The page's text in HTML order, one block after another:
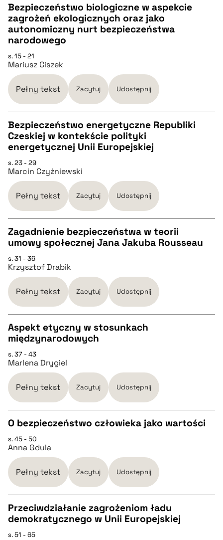
CZYSTY TEKST
pobierz cytat
BIBTEX
pobierz cytat
Bezpieczeństwo biologiczne w aspekcie
zagrożeń ekologicznych oraz jako
autonomiczny nurt bezpieczeństwa
narodowego
s. 15 - 21
Mariusz Ciszek
Pełny tekst Zacytuj Udostępnij
CZYSTY TEKST
pobierz cytat
BIBTEX
pobierz cytat
Bezpieczeństwo energetyczne Republiki
Czeskiej w kontekście polityki
energetycznej Unii Europejskiej
s. 23 - 29
Marcin Czyżniewski
Pełny tekst Zacytuj Udostępnij
CZYSTY TEKST
pobierz cytat
BIBTEX
pobierz cytat
Zagadnienie bezpieczeństwa w teorii
umowy społecznej Jana Jakuba Rousseau
s. 31 - 36
Krzysztof Drabik
Pełny tekst Zacytuj Udostępnij
CZYSTY TEKST
pobierz cytat
BIBTEX
Aspekt etyczny w stosunkach
międzynarodowych
s. 37 - 43
Marlena Drygiel
Pełny tekst Zacytuj Udostępnij
CZYSTY TEKST
pobierz cytat
BIBTEX
O bezpieczeństwo człowieka jako wartości
s. 45 - 50
Anna Gdula
Pełny tekst Zacytuj Udostępnij
CZYSTY TEKST
Przeciwdziałanie zagrożeniom ładu
demokratycznego w Unii Europejskiej
s. 51 - 65